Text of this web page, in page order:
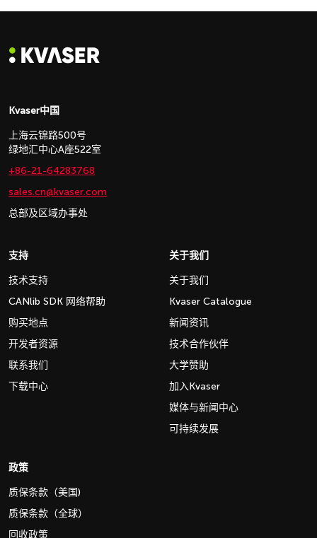
Kvaser中国
上海云锦路500号
绿地汇中心A座522室
+86-21-64283768
sales.cn@kvaser.com
总部及区域办事处
支持
技术支持
CANlib SDK 网络帮助
购买地点
开发者资源
联系我们
下载中心
关于我们
关于我们
Kvaser Catalogue
新闻资讯
技术合作伙伴
大学赞助
加入Kvaser
媒体与新闻中心
可持续发展
政策
质保条款（美国)
质保条款（全球）
回收政策